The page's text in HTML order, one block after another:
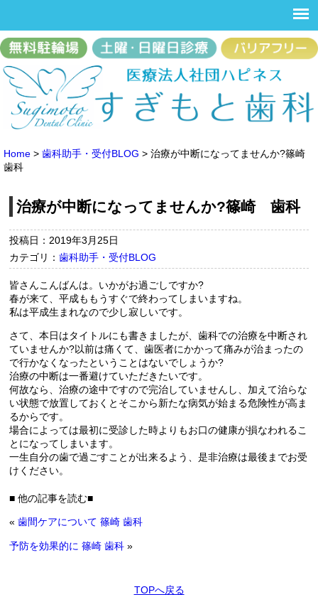
Home > 歯科助手・受付BLOG > 治療が中断になってませんか?篠崎
歯科
治療が中断になってませんか?篠崎 歯科
投稿日：2019年3月25日
カテゴリ：歯科助手・受付BLOG
皆さんこんばんは。いかがお過ごしですか?
春が来て、平成ももうすぐで終わってしまいますね。
私は平成生まれなので少し寂しいです。
さて、本日はタイトルにも書きましたが、歯科での治療を中断され
ていませんか?以前は痛くて、歯医者にかかって痛みが治まったの
で行かなくなったということはないでしょうか?
治療の中断は一番避けていただきたいです。
何故なら、治療の途中ですので完治していませんし、加えて治らな
い状態で放置しておくとそこから新たな病気が始まる危険性が高ま
るからです。
場合によっては最初に受診した時よりもお口の健康が損なわれるこ
とになってしまいます。
一生自分の歯で過ごすことが出来るよう、是非治療は最後までお受
けください。
■ 他の記事を読む■
«歯間ケアについて 篠崎 歯科
予防を効果的に 篠崎 歯科 »
TOPへ戻る